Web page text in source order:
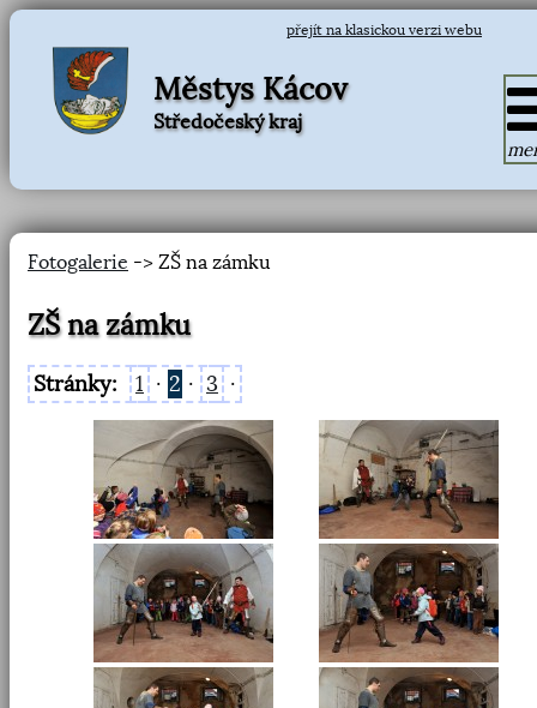
přejít na klasickou verzi webu
Městys Kácov
Středočeský kraj
Fotogalerie -> ZŠ na zámku
ZŠ na zámku
Stránky: 1 · 2 · 3 ·